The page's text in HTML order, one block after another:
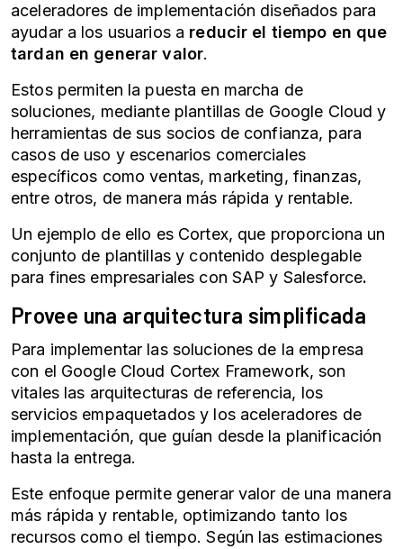
aceleradores de implementación diseñados para
ayudar a los usuarios a reducir el tiempo en que
tardan en generar valor.
Estos permiten la puesta en marcha de
soluciones, mediante plantillas de Google Cloud y
herramientas de sus socios de confianza, para
casos de uso y escenarios comerciales
específicos como ventas, marketing, finanzas,
entre otros, de manera más rápida y rentable.
Un ejemplo de ello es Cortex, que proporciona un
conjunto de plantillas y contenido desplegable
para fines empresariales con SAP y Salesforce.
Provee una arquitectura simplificada
Para implementar las soluciones de la empresa
con el Google Cloud Cortex Framework, son
vitales las arquitecturas de referencia, los
servicios empaquetados y los aceleradores de
implementación, que guían desde la planificación
hasta la entrega.
Este enfoque permite generar valor de una manera
más rápida y rentable, optimizando tanto los
recursos como el tiempo. Según las estimaciones